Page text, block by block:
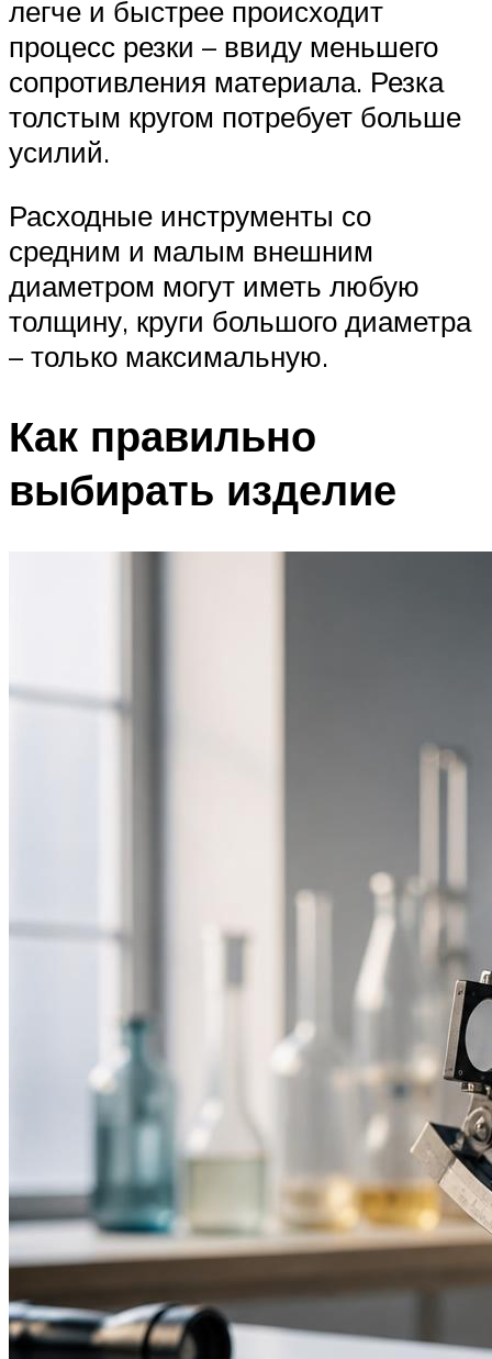
легче и быстрее происходит
процесс резки – ввиду меньшего
сопротивления материала. Резка
толстым кругом потребует больше
усилий.
Расходные инструменты со
средним и малым внешним
диаметром могут иметь любую
толщину, круги большого диаметра
– только максимальную.
Как правильно
выбирать изделие